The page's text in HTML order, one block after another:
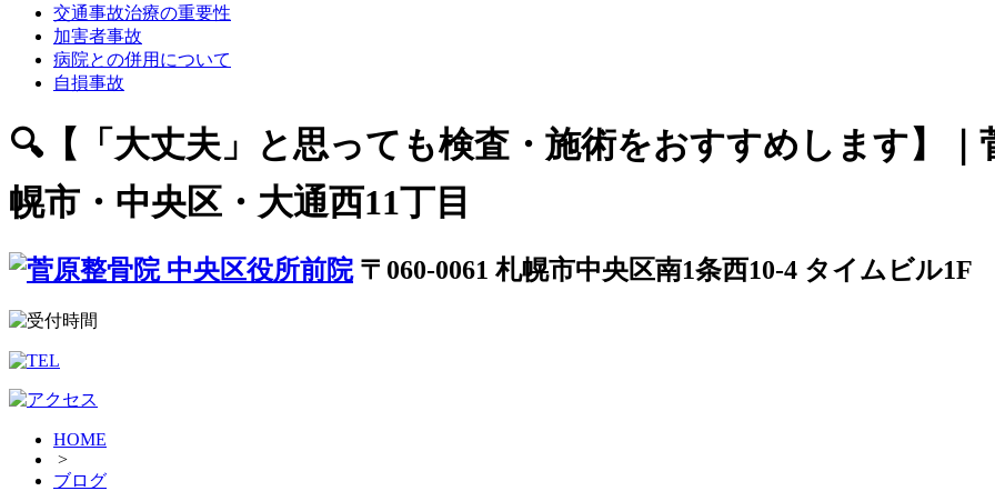
交通事故治療の重要性
加害者事故
病院との併用について
自損事故
🔍【「大丈夫」と思っても検査・施術をおすすめします】
幌市・中央区・大通西11丁目
〒060-0061 札幌市中央区南1条西10-4 タイムビル1F
HOME
>
ブログ